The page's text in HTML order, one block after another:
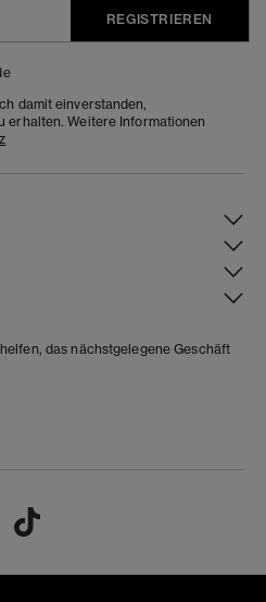
REGISTRIEREN
damit einverstanden,
erhalten. Weitere Informationen
das nächstgelegene Geschäft